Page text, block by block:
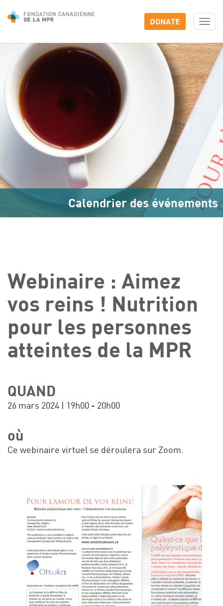
DONATE
Calendrier des événements
Webinaire : Aimez
vos reins ! Nutrition
pour les personnes
atteintes de la MPR
QUAND
26 mars 2024 | 19h00 - 20h00
où
Ce webinaire virtuel se déroulera sur Zoom.